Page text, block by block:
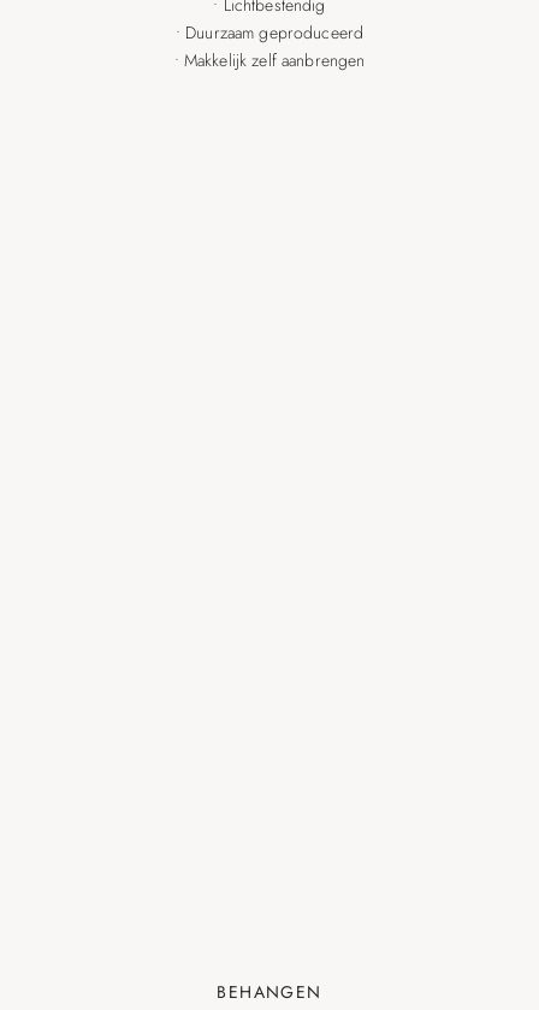
• Lichtbestendig
• Duurzaam geproduceerd
• Makkelijk zelf aanbrengen
BEHANGEN